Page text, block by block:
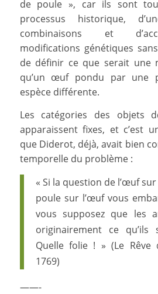
de poule », car ils sont
processus historique,
combinaisons et
modifications génétiques
de définir ce que serait une
qu’un œuf pondu par une
espèce différente.
Les catégories des objets
apparaissent fixes, et c’est
que Diderot, déjà, avait bien
temporelle du problème :
« Si la question de l’œuf
poule sur l’œuf vous
vous supposez que les
originairement ce
Quelle folie ! » (Le Rêve
1769)
——-